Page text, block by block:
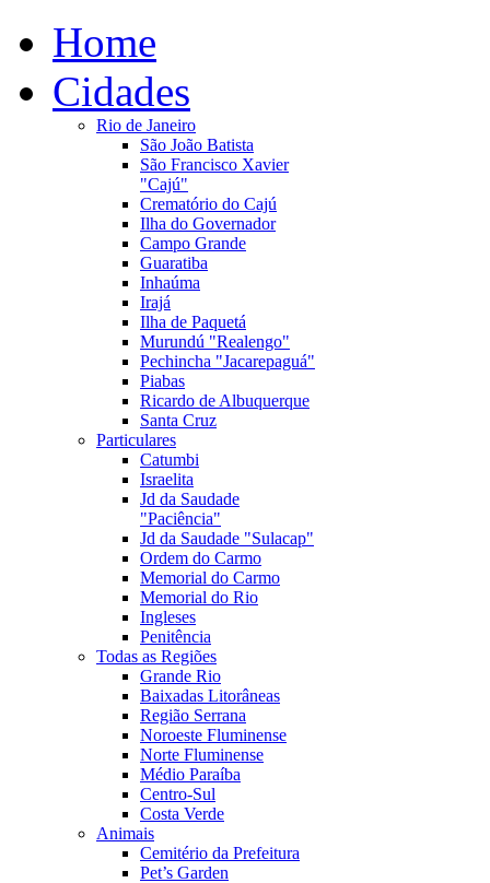
Home
Cidades
Rio de Janeiro
São João Batista
São Francisco Xavier
"Cajú"
Crematório do Cajú
Ilha do Governador
Campo Grande
Guaratiba
Inhaúma
Irajá
Ilha de Paquetá
Murundú "Realengo"
Pechincha "Jacarepaguá"
Piabas
Ricardo de Albuquerque
Santa Cruz
Particulares
Catumbi
Israelita
Jd da Saudade
"Paciência"
Jd da Saudade "Sulacap"
Ordem do Carmo
Memorial do Carmo
Memorial do Rio
Ingleses
Penitência
Todas as Regiões
Grande Rio
Baixadas Litorâneas
Região Serrana
Noroeste Fluminense
Norte Fluminense
Médio Paraíba
Centro-Sul
Costa Verde
Animais
Cemitério da Prefeitura
Pet’s Garden